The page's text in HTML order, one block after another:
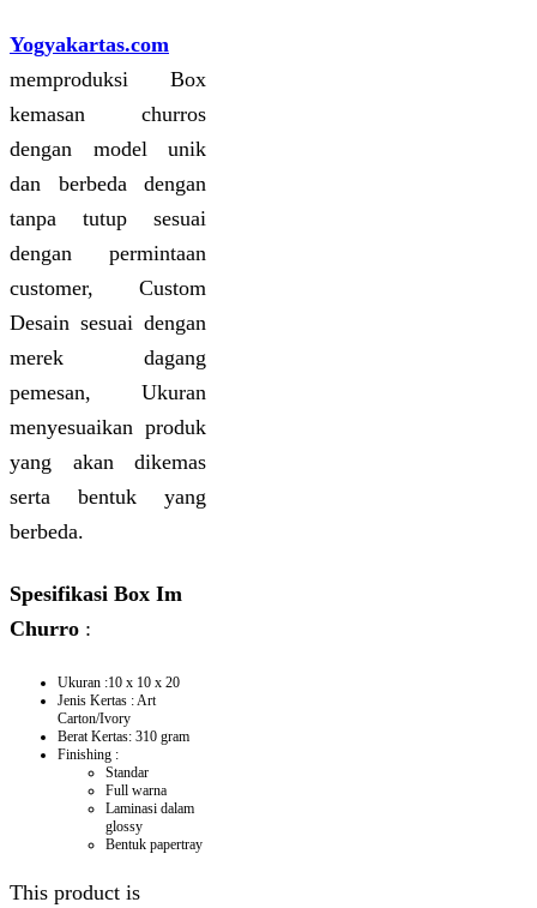
Yogyakartas.com
memproduksi Box
kemasan churros
dengan model unik
dan berbeda dengan
tanpa tutup sesuai
dengan permintaan
customer, Custom
Desain sesuai dengan
merek dagang
pemesan, Ukuran
menyesuaikan produk
yang akan dikemas
serta bentuk yang
berbeda.
Spesifikasi Box Im
Churro :
Ukuran :10 x 10 x 20
Jenis Kertas : Art
Carton/Ivory
Berat Kertas: 310 gram
Finishing :
Standar
Full warna
Laminasi dalam
glossy
Bentuk papertray
This product is